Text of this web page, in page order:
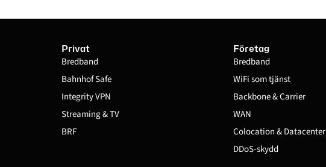
Privat
Bredband
Bahnhof Safe
Integrity VPN
Streaming & TV
BRF
Företag
Bredband
WiFi som tjänst
Backbone & Carrier
WAN
Colocation & Datacenter
DDoS-skydd